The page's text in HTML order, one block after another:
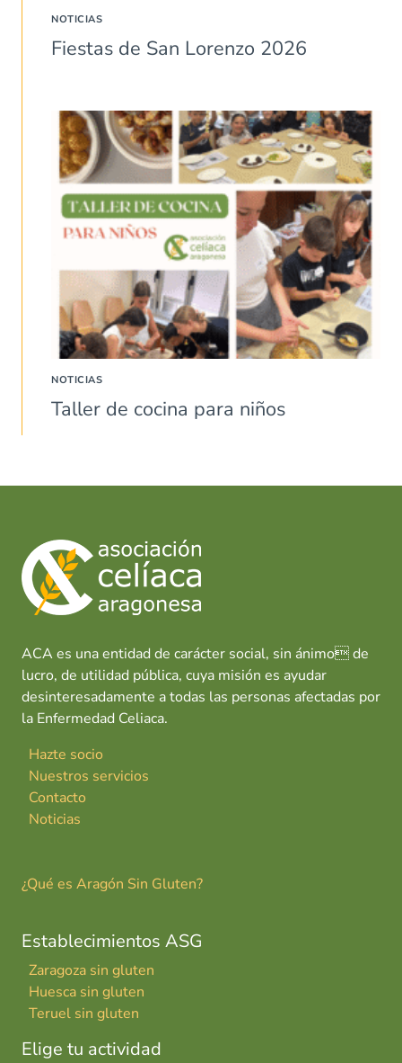
NOTICIAS
Fiestas de San Lorenzo 2026
NOTICIAS
Taller de cocina para niños
ACA es una entidad de carácter social, sin ánimo de
lucro, de utilidad pública, cuya misión es ayudar
desinteresadamente a todas las personas afectadas por
la Enfermedad Celiaca.
Hazte socio
Nuestros servicios
Contacto
Noticias
¿Qué es Aragón Sin Gluten?
Establecimientos ASG
Zaragoza sin gluten
Huesca sin gluten
Teruel sin gluten
Elige tu actividad